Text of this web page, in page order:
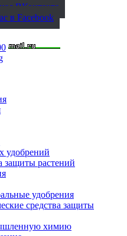
ВКонтакте
в Facebook
удобрений
защиты растений
удобрения
средства защиты
химию